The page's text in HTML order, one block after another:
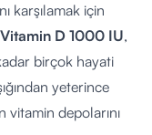
karşılamak için
D 1000 IU,
birçok hayati
yeterince
depolarını